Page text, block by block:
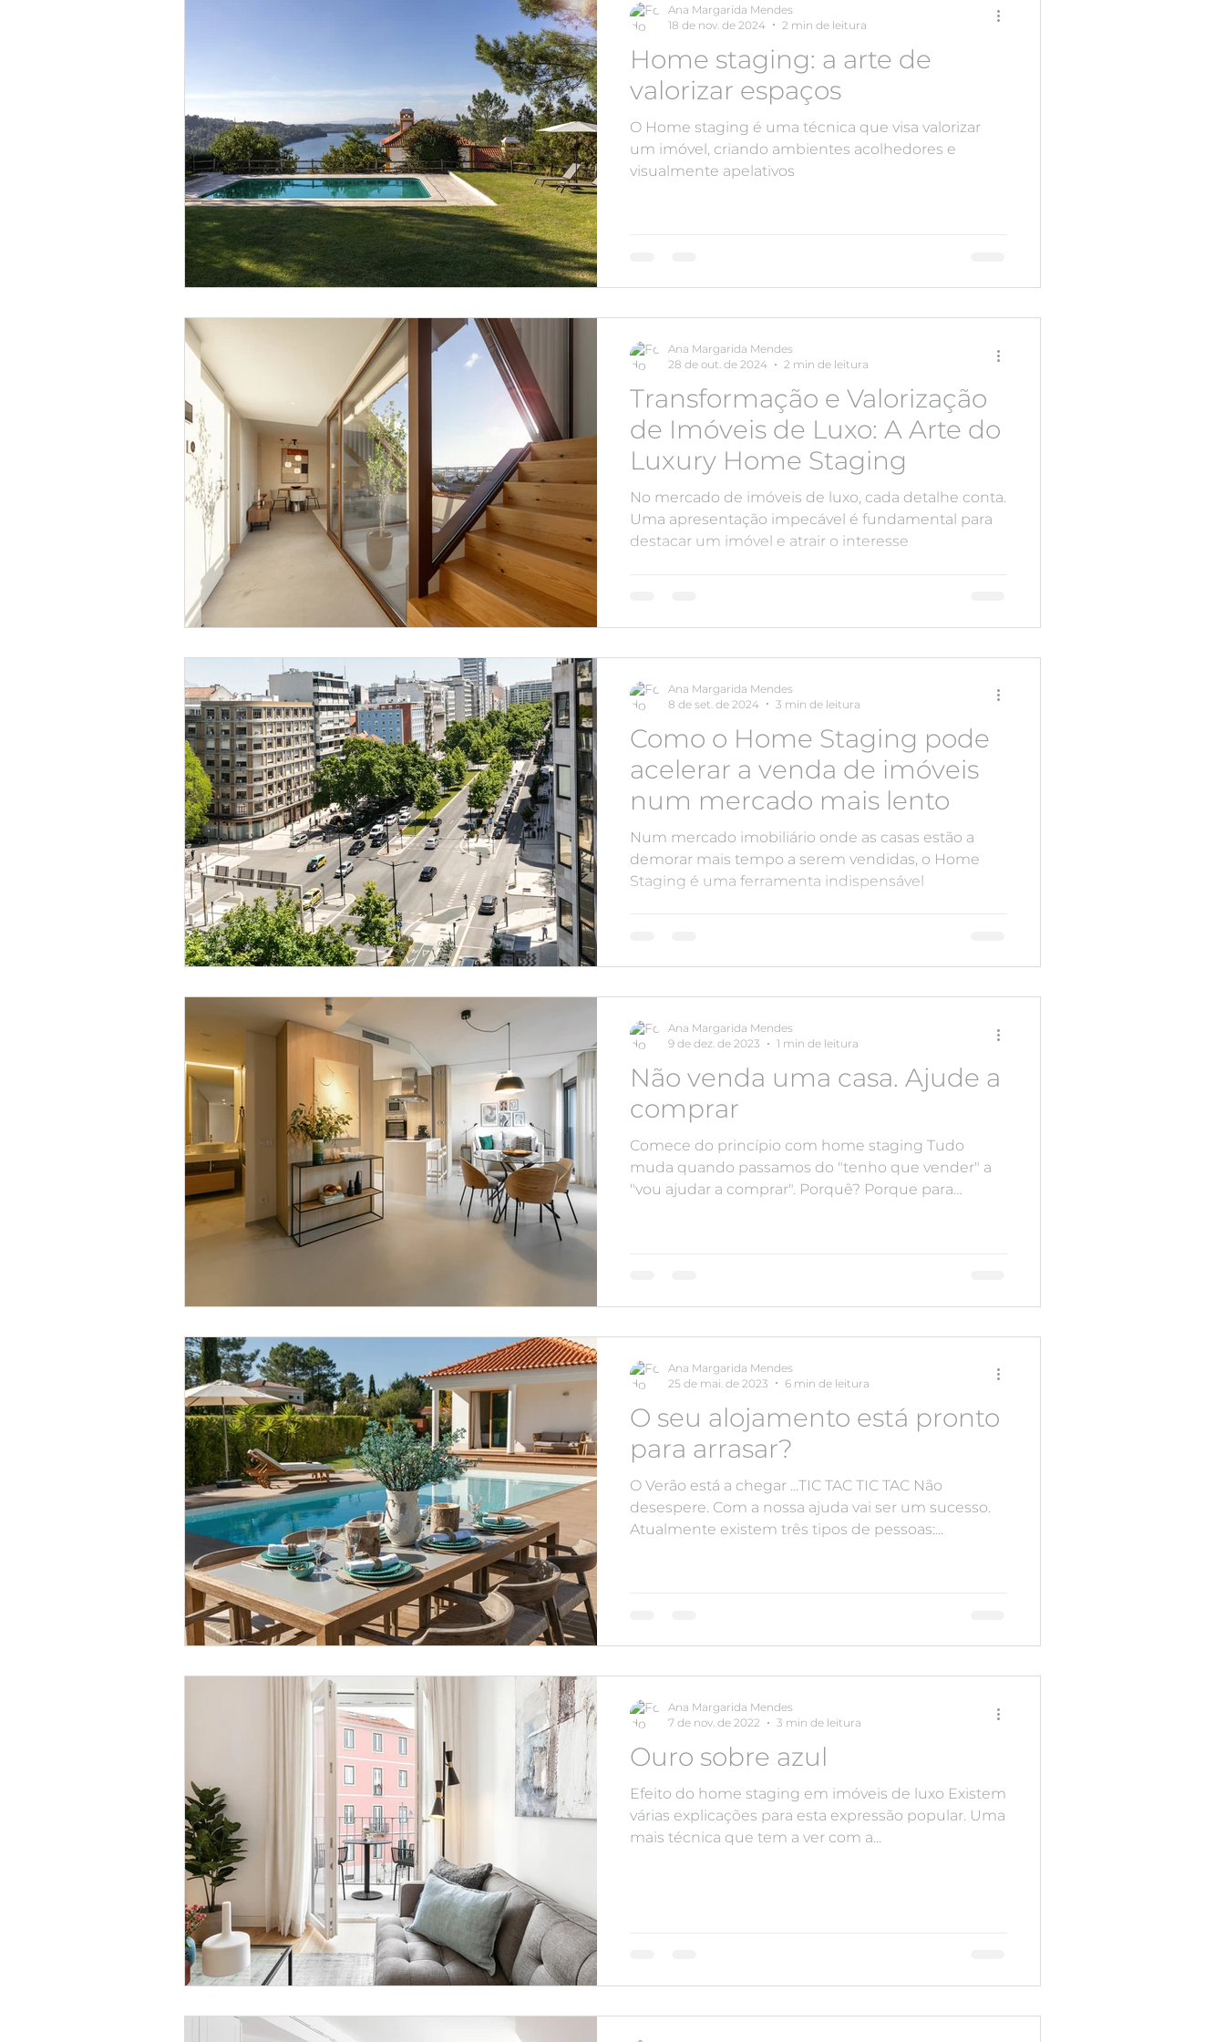
Home staging: a arte de
valorizar espaços
O Home staging é uma técnica que visa valorizar
um imóvel, criando ambientes acolhedores e
visualmente apelativos
Ana Margarida Mendes
18 de nov. de 2024
2 min de leitura
Transformação e Valorização
de Imóveis de Luxo: A Arte do
Luxury Home Staging
No mercado de imóveis de luxo, cada detalhe conta.
Uma apresentação impecável é fundamental para
destacar um imóvel e atrair o interesse
Ana Margarida Mendes
28 de out. de 2024
2 min de leitura
Como o Home Staging pode
acelerar a venda de imóveis
num mercado mais lento
Num mercado imobiliário onde as casas estão a
demorar mais tempo a serem vendidas, o Home
Staging é uma ferramenta indispensável
Ana Margarida Mendes
8 de set. de 2024
3 min de leitura
Não venda uma casa. Ajude a
comprar
Comece do princípio com home staging Tudo
muda quando passamos do "tenho que vender" a
"vou ajudar a comprar". Porquê? Porque para
Ana Margarida Mendes
9 de dez. de 2023
1 min de leitura
O seu alojamento está pronto
para arrasar?
O Verão está a chegar ...TIC TAC TIC TAC Não
desespere. Com a nossa ajuda vai ser um sucesso.
Atualmente existem três tipos de pessoas:...
Ana Margarida Mendes
25 de mai. de 2023
6 min de leitura
Ouro sobre azul
Efeito do home staging em imóveis de luxo Existem
várias explicações para esta expressão popular. Uma
mais técnica que tem a ver com a...
Ana Margarida Mendes
7 de nov. de 2022
3 min de leitura